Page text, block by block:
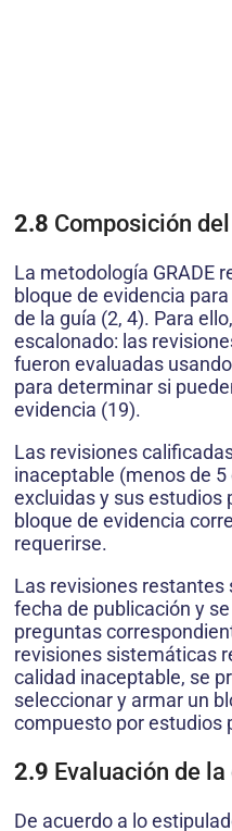
2.8 Composición
La metodología GRADE
bloque de evidencia
de la guía (2, 4). Para
escalonado: las
fueron evaluadas
para determinar si
evidencia (19).
Las revisiones
inaceptable (menos de
excluidas y sus estudios
bloque de evidencia
requerirse.
Las revisiones restantes
fecha de publicación y
preguntas
revisiones sistemáticas
calidad inaceptable, se
seleccionar y armar un
compuesto por estudios
2.9 Evaluación de
De acuerdo a lo